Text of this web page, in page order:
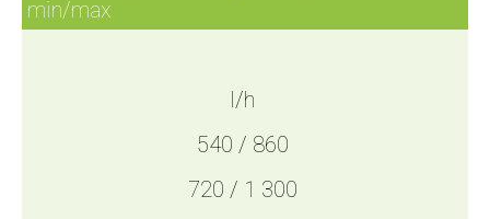
min/max
l/h
540 / 860
720 / 1 300